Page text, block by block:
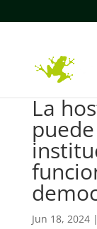
La
Jun 18, 2024|